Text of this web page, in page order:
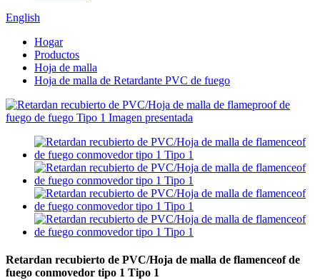
English
Hogar
Productos
Hoja de malla
Hoja de malla de Retardante PVC de fuego
Retardan recubierto de PVC/Hoja de malla de flamenceof de
fuego conmovedor tipo 1 Tipo 1